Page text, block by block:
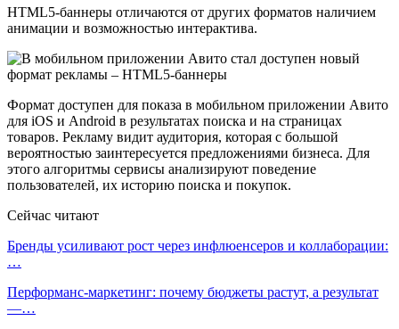
HTML5-баннеры отличаются от других форматов наличием
анимации и возможностью интерактива.
Формат доступен для показа в мобильном приложении Авито
для iOS и Android в результатах поиска и на страницах
товаров. Рекламу видит аудитория, которая с большой
вероятностью заинтересуется предложениями бизнеса. Для
этого алгоритмы сервисы анализируют поведение
пользователей, их историю поиска и покупок.
Сейчас читают
Бренды усиливают рост через инфлюенсеров и коллаборации:
…
Перформанс-маркетинг: почему бюджеты растут, а результат
—…